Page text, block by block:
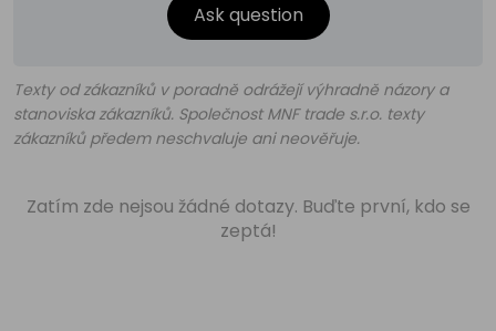
Ask question
Texty od zákazníků v poradně odrážejí výhradně názory a
stanoviska zákazníků. Společnost MNF trade s.r.o. texty
zákazníků předem neschvaluje ani neověřuje.
Zatím zde nejsou žádné dotazy. Buďte první, kdo se
zeptá!